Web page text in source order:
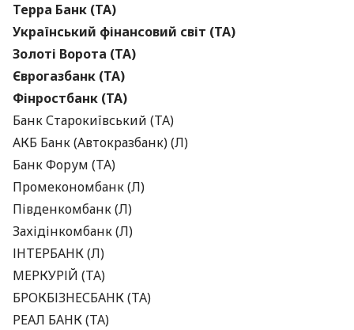
Терра Банк (ТА)
Український фінансовий світ (ТА)
Золоті Ворота (ТА)
Єврогазбанк (ТА)
Фінростбанк (ТА)
Банк Старокиївський (ТА)
АКБ Банк (Автокразбанк) (Л)
Банк Форум (ТА)
Промекономбанк (Л)
Південкомбанк (Л)
Західінкомбанк (Л)
ІНТЕРБАНК(Л)
МЕРКУРІЙ (ТА)
БРОКБІЗНЕСБАНК(ТА)
РЕАЛ БАНК(ТА)